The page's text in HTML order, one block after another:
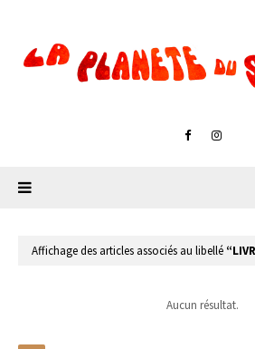
Affichage des articles associés au libellé
Aucun résultat.